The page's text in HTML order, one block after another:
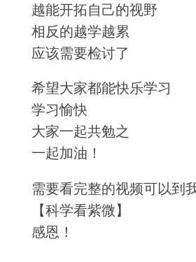
越能开拓自己的视野
相反的越学越累
应该需要检讨了
希望大家都能快乐学习
学习愉快
大家一起共勉之
一起加油！
需要看完整的视频可以到
【科学看紫微】
感恩！